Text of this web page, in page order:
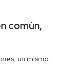
común,
un mismo